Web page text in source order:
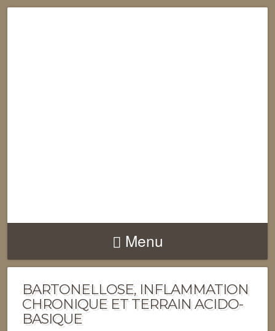
Menu
BARTONELLOSE, INFLAMMATION
CHRONIQUE ET TERRAIN ACIDO-
BASIQUE